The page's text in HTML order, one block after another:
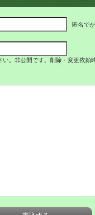
匿名で
。非公開です。削除・変更依頼